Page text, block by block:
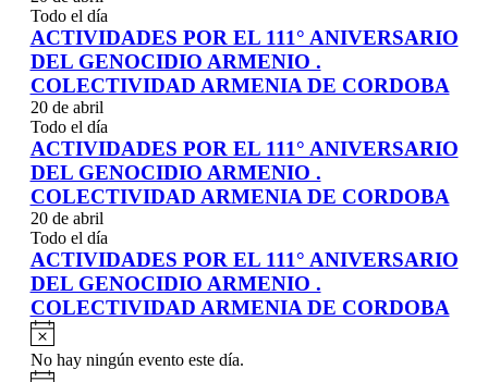
Todo el día
ACTIVIDADES POR EL 111° ANIVERSARIO
DEL GENOCIDIO ARMENIO .
COLECTIVIDAD ARMENIA DE CORDOBA
20 de abril
Todo el día
ACTIVIDADES POR EL 111° ANIVERSARIO
DEL GENOCIDIO ARMENIO .
COLECTIVIDAD ARMENIA DE CORDOBA
20 de abril
Todo el día
ACTIVIDADES POR EL 111° ANIVERSARIO
DEL GENOCIDIO ARMENIO .
COLECTIVIDAD ARMENIA DE CORDOBA
No hay ningún evento este día.